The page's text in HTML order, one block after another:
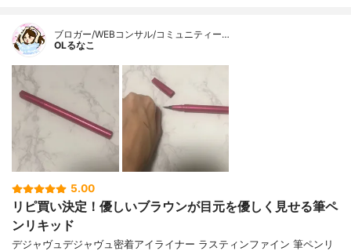
ブロガー/WEBコンサル/コミュニティー…
OLるなこ
5.00
リピ買い決定！優しいブラウンが目元を優しく見せる筆ペ
ンリキッド
デジャヴュデジャヴュ密着アイライナー ラスティンファイン 筆ペンリ